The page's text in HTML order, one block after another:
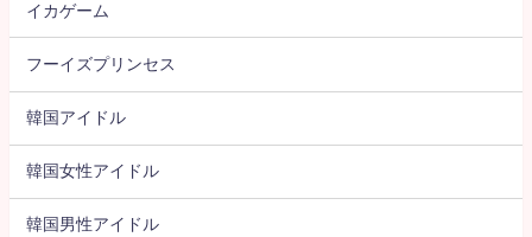
イカゲーム
フーイズプリンセス
韓国アイドル
韓国女性アイドル
韓国男性アイドル